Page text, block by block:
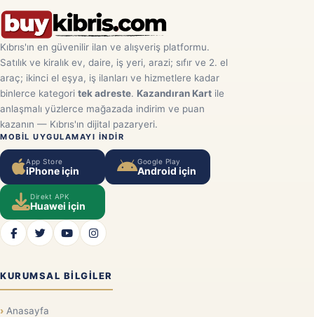
Kıbrıs'ın en güvenilir ilan ve alışveriş platformu.
Satılık ve kiralık ev, daire, iş yeri, arazi; sıfır ve 2. el
araç; ikinci el eşya, iş ilanları ve hizmetlere kadar
binlerce kategori tek adreste. Kazandıran Kart ile
anlaşmalı yüzlerce mağazada indirim ve puan
kazanın — Kıbrıs'ın dijital pazaryeri.
MOBIL UYGULAMAYI INDIR
App Store
iPhone için
Google Play
Android için
Direkt APK
Huawei için
KURUMSAL BILGILER
Anasayfa